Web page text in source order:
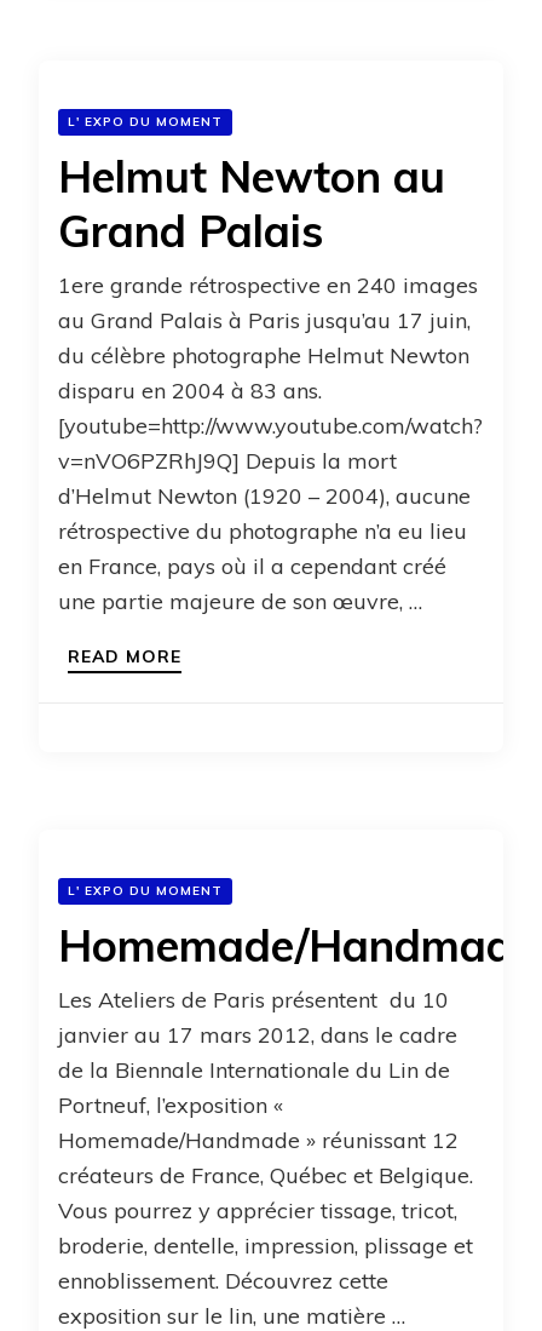
L' EXPO DU MOMENT
Helmut Newton au
Grand Palais
1ere grande rétrospective en 240 images
au Grand Palais à Paris jusqu’au 17 juin,
du célèbre photographe Helmut Newton
disparu en 2004 à 83 ans.
[youtube=http://www.youtube.com/watch?
v=nVO6PZRhJ9Q] Depuis la mort
d’Helmut Newton (1920 – 2004), aucune
rétrospective du photographe n’a eu lieu
en France, pays où il a cependant créé
une partie majeure de son œuvre, …
READ MORE
L' EXPO DU MOMENT
Homemade/Handmade
Les Ateliers de Paris présentent du 10
janvier au 17 mars 2012, dans le cadre
de la Biennale Internationale du Lin de
Portneuf, l’exposition «
Homemade/Handmade » réunissant 12
créateurs de France, Québec et Belgique.
Vous pourrez y apprécier tissage, tricot,
broderie, dentelle, impression, plissage et
ennoblissement. Découvrez cette
exposition sur le lin, une matière …